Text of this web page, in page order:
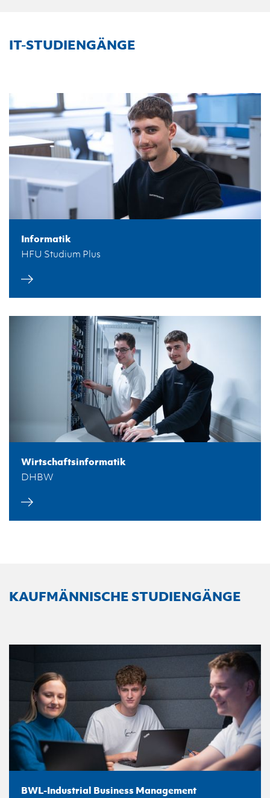
IT-STUDIENGÄNGE
Informatik
HFU Studium Plus
Wirtschaftsinformatik
DHBW
KAUFMÄNNISCHE STUDIENGÄNGE
BWL-Industrial Business Management